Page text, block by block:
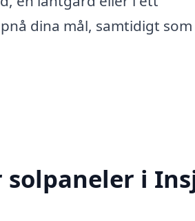
dina mål, samtidigt som
i